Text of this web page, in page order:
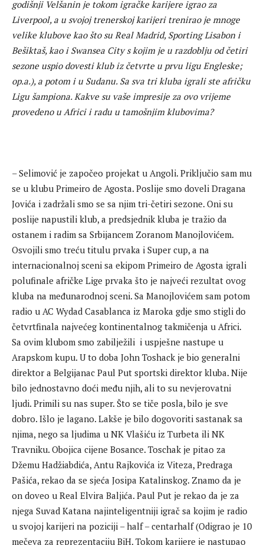
godišnji Velšanin je tokom igračke karijere igrao za
Liverpool, a u svojoj trenerskoj karijeri trenirao je mnoge
velike klubove kao što su Real Madrid, Sporting Lisabon i
Bešiktaš, kao i Swansea City s kojim je u razdoblju od četiri
sezone uspio dovesti klub iz četvrte u prvu ligu Engleske;
op.a.), a potom i u Sudanu. Sa sva tri kluba igrali ste afričku
Ligu šampiona. Kakve su vaše impresije za ovo vrijeme
provedeno u Africi i radu u tamošnjim klubovima?
– Selimović je započeo projekat u Angoli. Priključio sam mu
se u klubu Primeiro de Agosta. Poslije smo doveli Dragana
Jovića i zadržali smo se sa njim tri-četiri sezone. Oni su
poslije napustili klub, a predsjednik kluba je tražio da
ostanem i radim sa Srbijancem Zoranom Manojlovićem.
Osvojili smo treću titulu prvaka i Super cup, a na
internacionalnoj sceni sa ekipom Primeiro de Agosta igrali
polufinale afričke Lige prvaka što je najveći rezultat ovog
kluba na međunarodnoj sceni. Sa Manojlovićem sam potom
radio u AC Wydad Casablanca iz Maroka gdje smo stigli do
četvrtfinala najvećeg kontinentalnog takmičenja u Africi.
Sa ovim klubom smo zabilježili i uspješne nastupe u
Arapskom kupu. U to doba John Toshack je bio generalni
direktor a Belgijanac Paul Put sportski direktor kluba. Nije
bilo jednostavno doći među njih, ali to su nevjerovatni
ljudi. Primili su nas super. Što se tiče posla, bilo je sve
dobro. Išlo je lagano. Lakše je bilo dogovoriti sastanak sa
njima, nego sa ljudima u NK Vlašiću iz Turbeta ili NK
Travniku. Obojica cijene Bosance. Toschak je pitao za
Džemu Hadžiabdića, Antu Rajkovića iz Viteza, Predraga
Pašića, rekao da se sjeća Josipa Katalinskog. Znamo da je
on doveo u Real Elvira Baljića. Paul Put je rekao da je za
njega Suvad Katana najinteligentniji igrač sa kojim je radio
u svojoj karijeri na poziciji – half – centarhalf (Odigrao je 10
mečeva za reprezentaciju BiH. Tokom karijere je nastupao